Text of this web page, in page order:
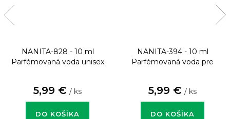
NANITA-828 - 10 ml
Parfémovaná voda unisex
5,99 € / ks
DO KOŠÍKA
NANITA-394 - 10 ml
Parfémovaná voda pre
5,99 € / ks
DO KOŠÍKA